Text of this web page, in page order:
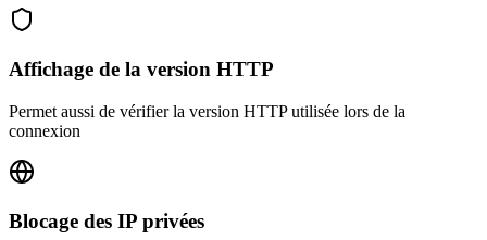
Affichage de la version HTTP
Permet aussi de vérifier la version HTTP utilisée lors de la
connexion
Blocage des IP privées